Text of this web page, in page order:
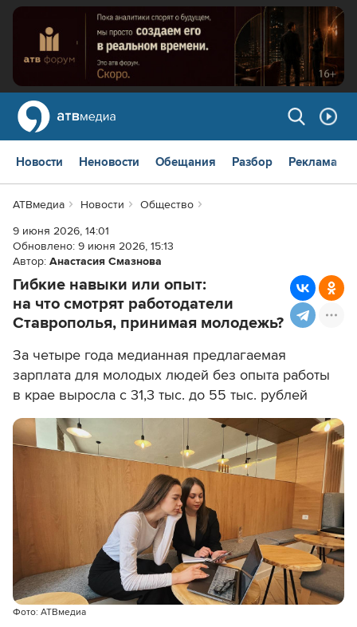
Новости Неновости Обещания Разбор Реклама
АТВмедиа Новости
Общество
9 июня 2026, 14:01
Обновлено: 9 июня 2026, 15:13
Автор: Анастасия Смазнова
Гибкие навыки или опыт:
на что смотрят работодатели
Ставрополья, принимая молодежь?
За четыре года медианная предлагаемая
зарплата для молодых людей без опыта работы
в крае выросла с 31,3 тыс. до 55 тыс. рублей
Фото: АТВмедиа